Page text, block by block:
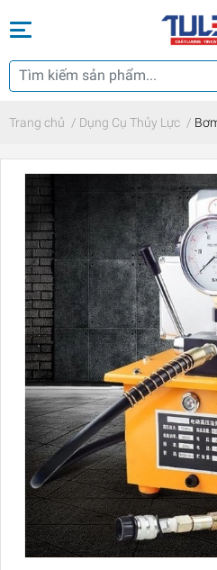
Trang chủ / Dụng Cụ Thủy Lực /